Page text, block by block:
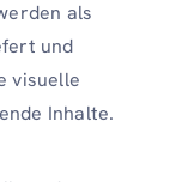
als
und
visuelle
Inhalte.